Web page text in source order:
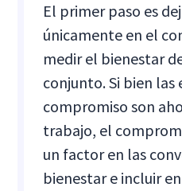
El primer paso es
únicamente en el
medir el bienestar
conjunto. Si bien las
compromiso son
trabajo, el
un factor en las
bienestar e incluir